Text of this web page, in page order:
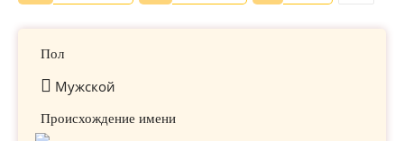
Пол
Мужской
Происхождение имени